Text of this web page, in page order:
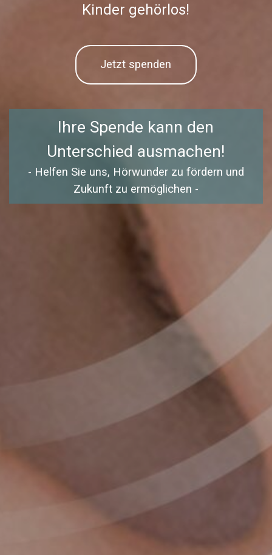
Kinder gehörlos!
Jetzt spenden
Ihre Spende kann den
Unterschied ausmachen!
- Helfen Sie uns, Hörwunder zu fördern und
Zukunft zu ermöglichen -